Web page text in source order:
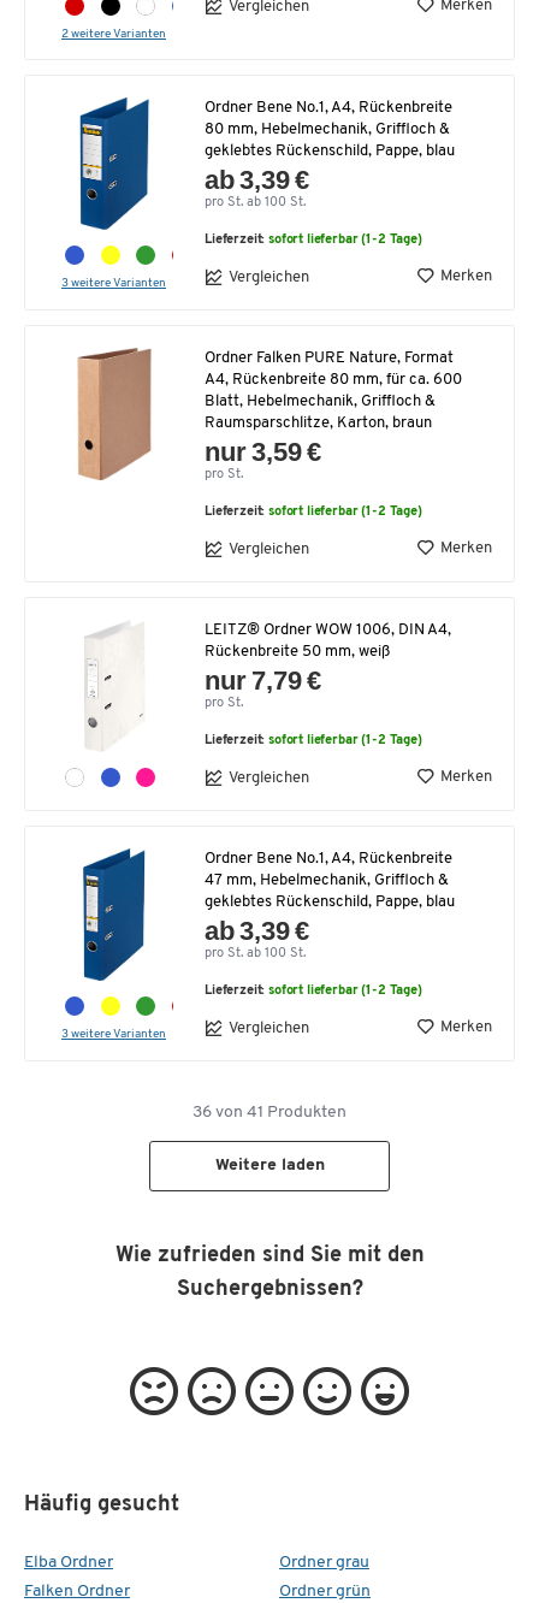
2 weitere Varianten
Vergleichen Merken
3 weitere Varianten
Ordner Bene No.1, A4, Rückenbreite
80 mm, Hebelmechanik, Griffloch &
geklebtes Rückenschild, Pappe, blau
ab 3,39 €
pro St. ab 100 St.
Lieferzeit:sofort lieferbar (1-2 Tage)
Vergleichen Merken
Ordner Falken PURE Nature, Format
A4, Rückenbreite 80 mm, für ca. 600
Blatt, Hebelmechanik, Griffloch &
Raumsparschlitze, Karton, braun
nur 3,59 €
pro St.
Lieferzeit:sofort lieferbar (1-2 Tage)
Vergleichen Merken
LEITZ® Ordner WOW 1006, DIN A4,
Rückenbreite 50 mm, weiß
nur 7,79 €
pro St.
Lieferzeit:sofort lieferbar (1-2 Tage)
Vergleichen Merken
3 weitere Varianten
Ordner Bene No.1, A4, Rückenbreite
47 mm, Hebelmechanik, Griffloch &
geklebtes Rückenschild, Pappe, blau
ab 3,39 €
pro St. ab 100 St.
Lieferzeit:sofort lieferbar (1-2 Tage)
Vergleichen Merken
36 von 41 Produkten
Weitere laden
Wie zufrieden sind Sie mit den
Suchergebnissen?
Häufig gesucht
Elba Ordner
Falken Ordner
Ordner grau
Ordner grün